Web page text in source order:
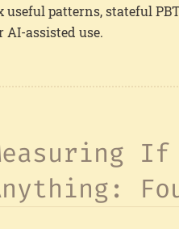
useful patterns, stateful
AI-assisted use.
If